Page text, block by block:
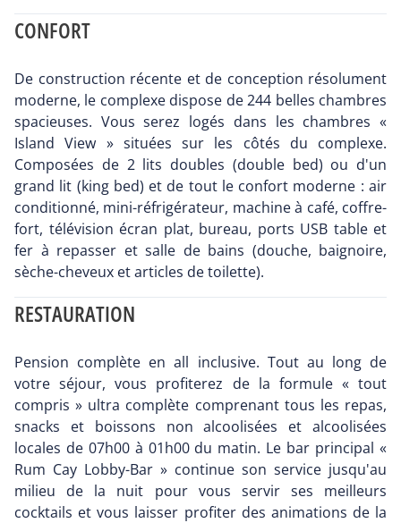
CONFORT
De construction récente et de conception résolument
moderne, le complexe dispose de 244 belles chambres
spacieuses. Vous serez logés dans les chambres «
Island View » situées sur les côtés du complexe.
Composées de 2 lits doubles (double bed) ou d'un
grand lit (king bed) et de tout le confort moderne : air
conditionné, mini-réfrigérateur, machine à café, coffre-
fort, télévision écran plat, bureau, ports USB table et
fer à repasser et salle de bains (douche, baignoire,
sèche-cheveux et articles de toilette).
RESTAURATION
Pension complète en all inclusive. Tout au long de
votre séjour, vous profiterez de la formule « tout
compris » ultra complète comprenant tous les repas,
snacks et boissons non alcoolisées et alcoolisées
locales de 07h00 à 01h00 du matin. Le bar principal «
Rum Cay Lobby-Bar » continue son service jusqu'au
milieu de la nuit pour vous servir ses meilleurs
cocktails et vous laisser profiter des animations de la